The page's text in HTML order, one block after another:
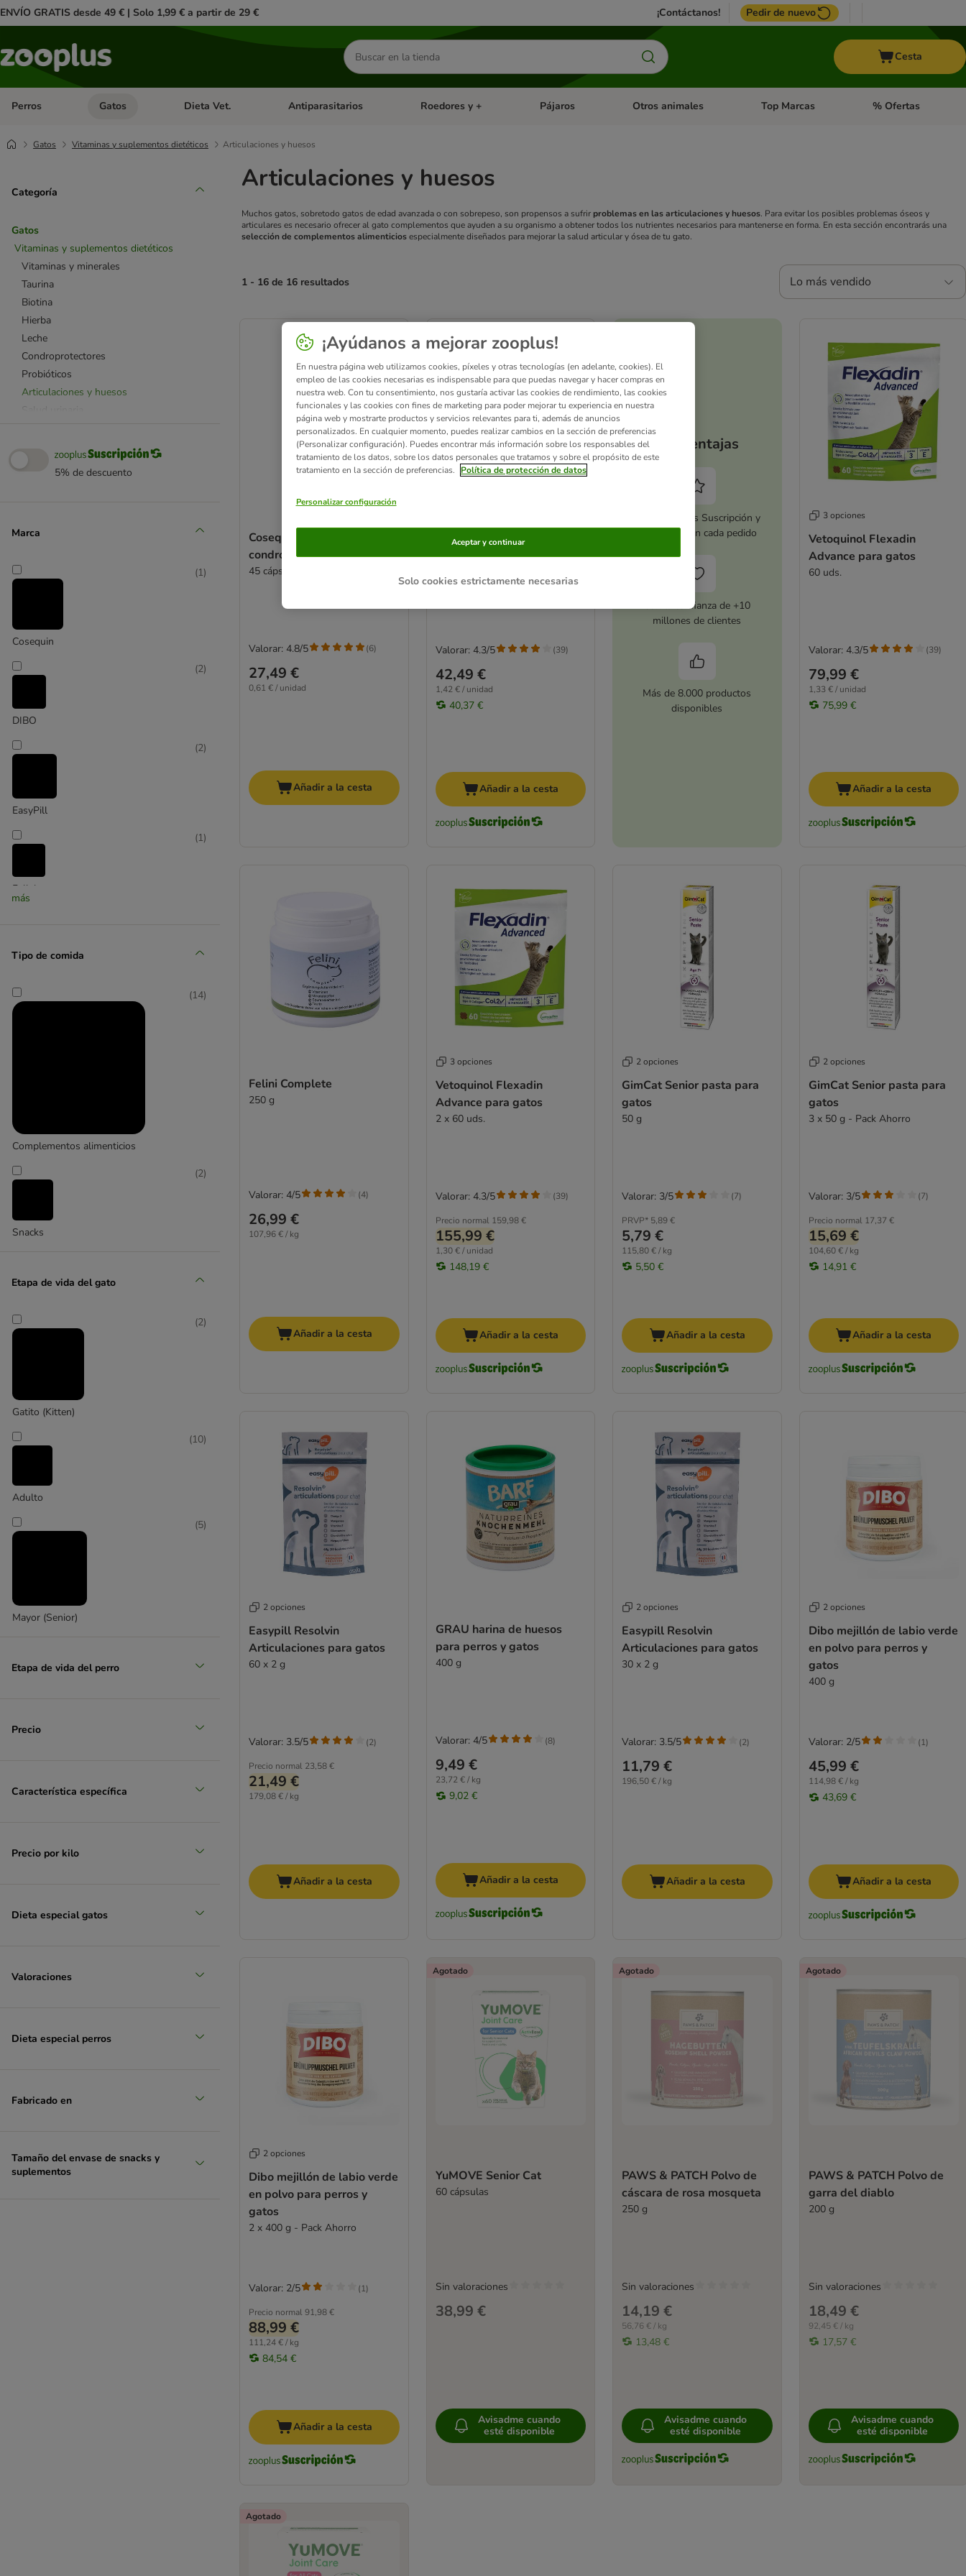
ENVÍO GRATIS desde 49 € | Solo 1,99 € a partir de 29 € ¡Contáctanos! Pedir de nuevo
Buscar
productos
Cesta
Perros Menú de categoria abierto: Perros
Gatos Menú de categoria abierto: Gatos
Dieta Vet. Menú de categoria abierto: Dieta Vet.
Antiparasitarios Menú de categoria abierto: Antiparasitarios
Roedores y + Menú de categoria abierto: Roedores y +
Pájaros Menú de categoria abierto: Pájaros
Otros animales Menú de categoria abierto: Otros animales
Top Marcas Menú de categoria
% Ofertas
Gatos Vitaminas y suplementos dietéticos Articulaciones y huesos
Categoría
Gatos
Vitaminas y suplementos dietéticos
Vitaminas y minerales
Taurina
Biotina
Hierba
Leche
Condroprotectores
Probióticos
Articulaciones y huesos
Piel y pelo
Cosequin
Dieta BARF / ACBA
5% de descuento
Marca
Cosequin
(1)
DIBO
(2)
EasyPill
(2)
Felini
(1)
)
más
Tipo de comida
Complementos alimenticios
(14)
Snacks
(2)
Etapa de vida del gato
Gatito (Kitten)
(2)
Adulto
(10)
Mayor (Senior)
(5)
Etapa de vida del perro
Precio
Característica específica
Precio por kilo
Dieta especial gatos
Valoraciones
Dieta especial perros
Fabricado en
Tamaño del envase de snacks y
suplementos
Articulaciones y huesos
Muchos gatos, sobretodo gatos de edad avanzada o con sobrepeso, son propensos a sufrir problemas en las articulaciones y huesos. Para evitar los posibles problemas óseos y
articulares es necesario ofrecer al gato complementos que ayuden a su organismo a obtener todos los nutrientes necesarios para mantenerse en forma. En esta sección encontrarás una
selección de complementos alimenticiosespecialmente diseñados para mejorar la salud articular y ósea de tu gato.
1 - 16 de 16 resultados Lo más vendido
product items have been changed
Cosequin Advanced
condroprotector para gatos
45 cápsulas
27,49 €
0,61 € / unidad
Valorar: 4.8/5 (6)
Añadir a la cesta
Vetoquinol Flexadin
Advance para gatos
42,49 €
1,42 € / unidad
40,37 €
Valorar: 4.3/5 (39)
Añadir a la cesta
Tus ventajas
Activa zooplus Suscripción y
ahorra 5 % en cada pedido
Con la confianza de +10
millones de clientes
Más de 8.000 productos
disponibles
3 opciones
Vetoquinol Flexadin
Advance para gatos
60 uds.
79,99 €
1,33 € / unidad
75,99 €
Valorar: 4.3/5 (39)
Añadir a la cesta
Felini Complete
250 g
26,99 €
107,96 € / kg
Valorar: 4/5 (4)
Añadir a la cesta
3 opciones
Vetoquinol Flexadin
Advance para gatos
2 x 60 uds.
Precio normal 159,98 €
155,99 €
1,30 € / unidad
148,19 €
Valorar: 4.3/5 (39)
Añadir a la cesta
2 opciones
GimCat Senior pasta para
gatos
50 g
PRVP* 5,89 €
5,79 €
115,80 € / kg
5,50 €
Valorar: 3/5 (7)
Añadir a la cesta
2 opciones
GimCat Senior pasta para
gatos
3 x 50 g - Pack Ahorro
Precio normal 17,37 €
15,69 €
104,60 € / kg
14,91 €
Valorar: 3/5 (7)
Añadir a la cesta
2 opciones
Easypill Resolvin
Articulaciones para gatos
60 x 2 g
Precio normal 23,58 €
21,49 €
179,08 € / kg
Valorar: 3.5/5 (2)
Añadir a la cesta
GRAU harina de huesos
para perros y gatos
400 g
9,49 €
23,72 € / kg
9,02 €
Valorar: 4/5 (8)
Añadir a la cesta
2 opciones
Easypill Resolvin
Articulaciones para gatos
30 x 2 g
11,79 €
196,50 € / kg
Valorar: 3.5/5 (2)
Añadir a la cesta
2 opciones
Dibo mejillón de labio verde
en polvo para perros y
gatos
400 g
45,99 €
114,98 € / kg
43,69 €
Valorar: 2/5 (1)
Añadir a la cesta
2 opciones
Dibo mejillón de labio verde
en polvo para perros y
gatos
2 x 400 g - Pack Ahorro
Precio normal91,98 €
88,99 €
111,24 € / kg
84,54 €
Valorar: 2/5 (1)
Añadir a la cesta
Agotado
YuMOVE Senior Cat
60 cápsulas
38,99 €
Sin valoraciones
Avisadme cuando
esté disponible
Agotado
PAWS & PATCH Polvo de
cáscara de rosa mosqueta
250 g
14,19 €
56,76 € / kg
13,48 €
Sin valoraciones
Avisadme cuando
esté disponible
Agotado
PAWS & PATCH Polvo de
garra del diablo
200 g
18,49 €
92,45 € / kg
17,57 €
Sin valoraciones
Avisadme cuando
esté disponible
Agotado
¡Ayúdanos a mejorar zooplus!
En nuestra página web utilizamos cookies, píxeles y otras tecnologías (en adelante, cookies). El
empleo de las cookies necesarias es indispensable para que puedas navegar y hacer compras en
nuestra web. Con tu consentimiento, nos gustaría activar las cookies de rendimiento, las cookies
funcionales y las cookies con fines de marketing para poder mejorar tu experiencia en nuestra
página web y mostrarte productos y servicios relevantes para ti, además de anuncios
personalizados. En cualquier momento, puedes realizar cambios en la sección de preferencias
(Personalizar configuración). Puedes encontrar más información sobre los responsables del
tratamiento de los datos, sobre los datos personales que tratamos y sobre el propósito de este
tratamiento en la sección de preferencias.
Política de protección de datos
Personalizar configuración
Solo cookies estrictamente necesarias
Aceptar y continuar